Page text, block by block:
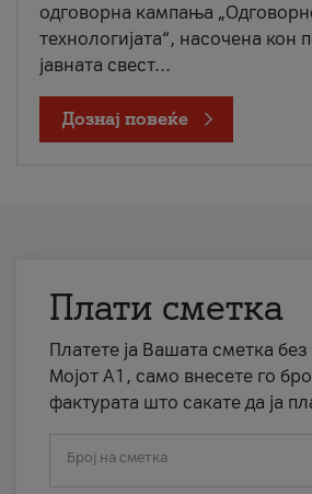
одговорна кампања
технологијата“, насочена кон
јавната свест...
Дознај повеќе
Плати сметка
Платете ја Вашата сметка без
Мојот А1, само внесете го
фактурата што сакате да ја
Број на сметка